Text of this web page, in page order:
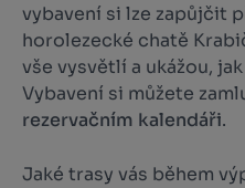
vybavení si lze zapůjčit
horolezecké chatě
vše vysvětlí a ukážou,
Vybavení si můžete
rezervačním kalendáři.
Jaké trasy vás během